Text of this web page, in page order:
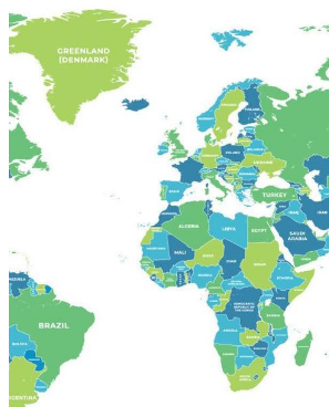
Modèles
Vecteurs
Vidéos
Motion graphics
Images Éditoriales
Événements Éditoriaux